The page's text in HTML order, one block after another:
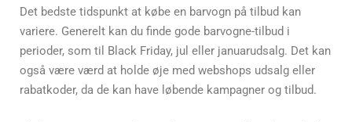
Det bedste tidspunkt at købe en barvogn på tilbud kan
variere. Generelt kan du finde gode barvogne-tilbud i
perioder, som til Black Friday, jul eller januarudsalg. Det kan
også være værd at holde øje med webshops udsalg eller
rabatkoder, da de kan have løbende kampagner og tilbud.